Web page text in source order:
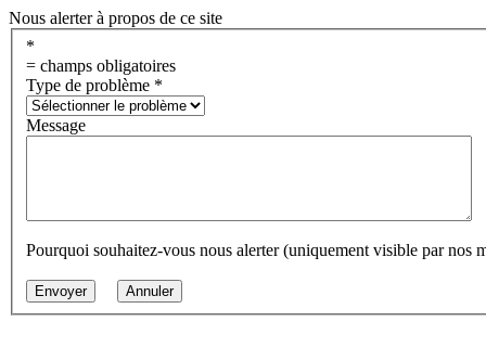
Nous alerter à propos de ce site
*
= champs obligatoires
Type de problème *
Message
Pourquoi souhaitez-vous nous alerter (uniquement visible par nos